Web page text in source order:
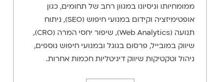
ממומחיותו וניסיונו במגוון רחב של תחומים, כגון
אופטימיזציה וקידום במנועי חיפוש (SEO), ניתוח
תנועה (Web Analytics), שיפור יחסי המרה (CRO),
שיווק במובייל, פרסום בגוגל ובמנועי חיפוש נוספים,
ניהול וטקטיקות שיווק דיגיטליות חכמות אחרות.